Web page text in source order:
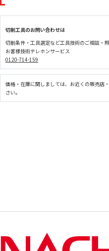
切削工具のお問い合わせは
切削条件・工具選定など工具技術のご相談・
お客様技術テレホンサービス
0120-714-159
価格・在庫に関しましては、お近くの販売店
さい。